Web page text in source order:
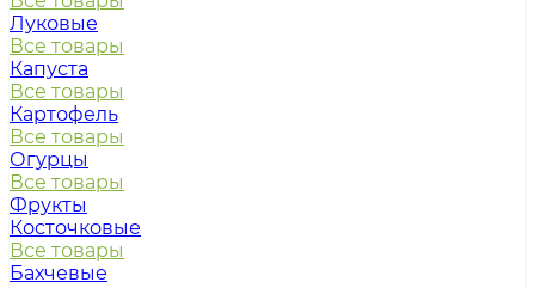
Луковые
Все товары
Капуста
Все товары
Картофель
Все товары
Огурцы
Все товары
Фрукты
Косточковые
Все товары
Бахчевые